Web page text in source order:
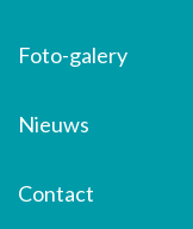
Foto-galery
Nieuws
Contact